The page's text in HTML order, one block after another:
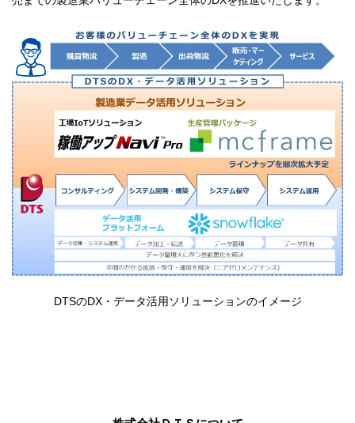
DTSのDX・データ活用ソリューションのイメージ